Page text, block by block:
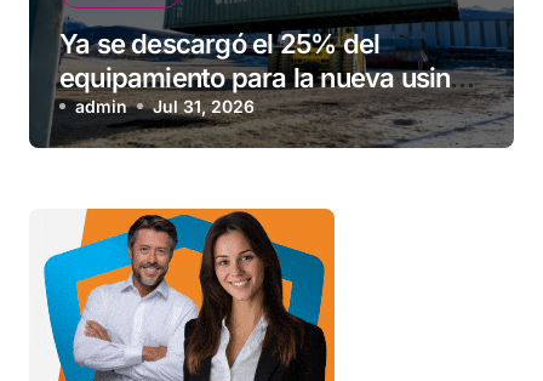
Ya se descargó el 25% del
equipamiento para la nueva usina
de Ushuaia
admin Jul 31, 2026